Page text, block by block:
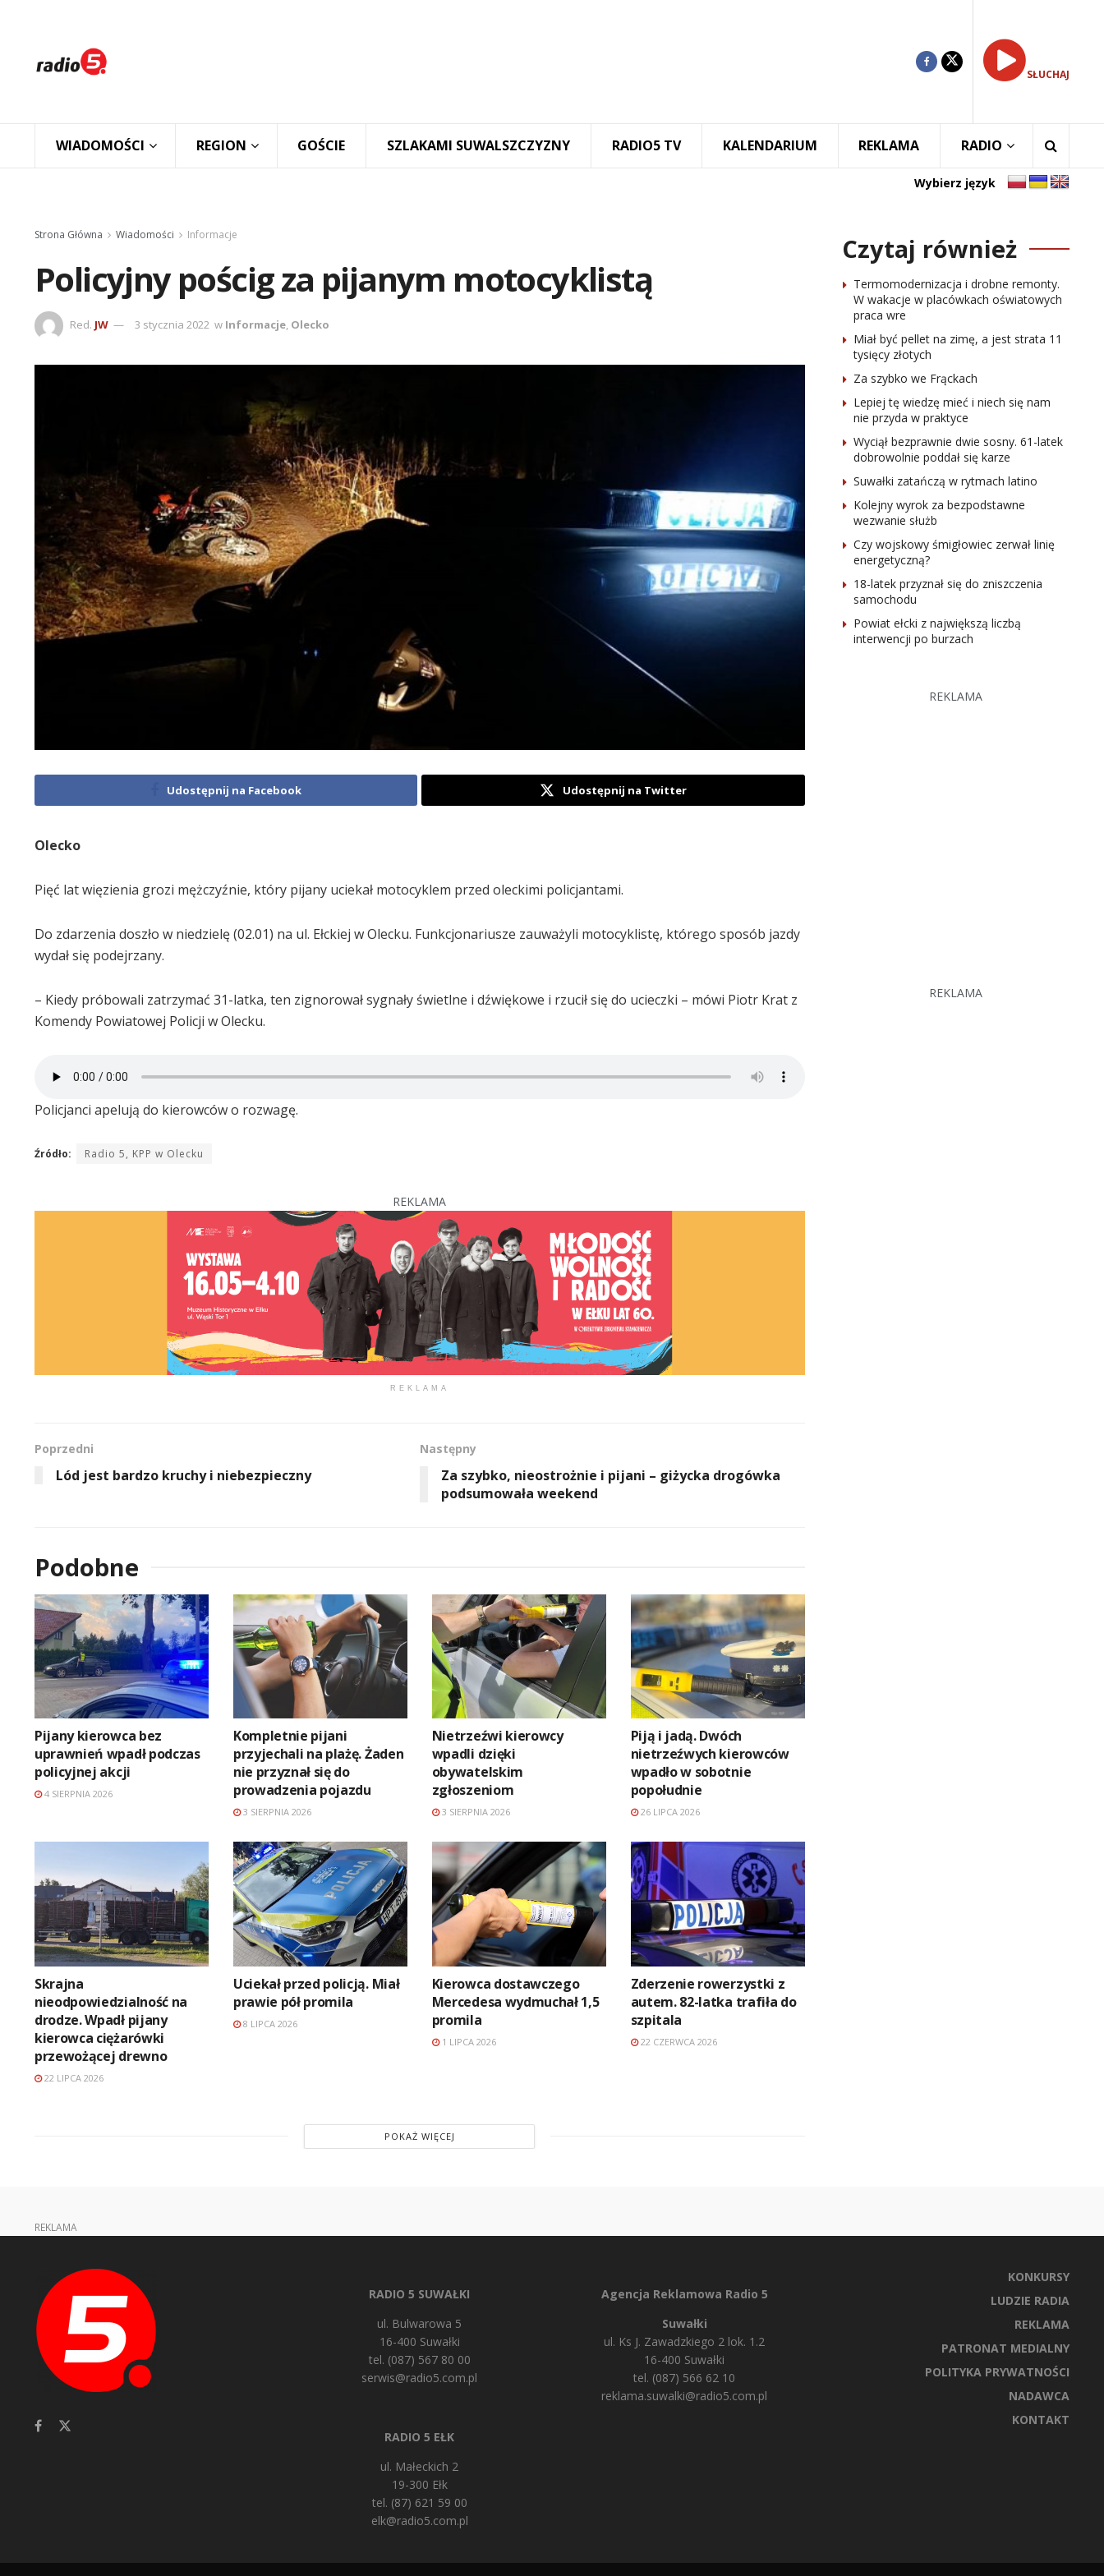
SŁUCHAJ
WIADOMOŚCI REGION GOŚCIE SZLAKAMI SUWALSZCZYZNY RADIO5 TV KALENDARIUM REKLAMA RADIO
Wybierz język
Strona Główna Wiadomości Informacje
Policyjny pościg za pijanym motocyklistą
Red. JW 3 stycznia 2022 w Informacje, Olecko
Udostępnij na Facebook Udostępnij na Twitter
Olecko
Pięć lat więzienia grozi mężczyźnie, który pijany uciekał motocyklem przed oleckimi policjantami.
Do zdarzenia doszło w niedzielę (02.01) na ul. Ełckiej w Olecku. Funkcjonariusze zauważyli motocyklistę, którego sposób jazdy
wydał się podejrzany.
– Kiedy próbowali zatrzymać 31-latka, ten zignorował sygnały świetlne i dźwiękowe i rzucił się do ucieczki – mówi Piotr Krat z
Komendy Powiatowej Policji w Olecku.
Policjanci apelują do kierowców o rozwagę.
Źródło: Radio 5, KPP w Olecku
REKLAMA
REKLAMA
Poprzedni
Lód jest bardzo kruchy i niebezpieczny
Następny
Za szybko, nieostrożnie i pijani – giżycka drogówka
podsumowała weekend
Podobne
Pijany kierowca bez
uprawnień wpadł podczas
policyjnej akcji
4 SIERPNIA 2026
Kompletnie pijani
przyjechali na plażę. Żaden
nie przyznał się do
prowadzenia pojazdu
3 SIERPNIA 2026
Nietrzeźwi kierowcy
wpadli dzięki
obywatelskim
zgłoszeniom
3 SIERPNIA 2026
Piją i jadą. Dwóch
nietrzeźwych kierowców
wpadło w sobotnie
popołudnie
26 LIPCA 2026
Skrajna
nieodpowiedzialność na
drodze. Wpadł pijany
kierowca ciężarówki
przewożącej drewno
22 LIPCA 2026
Uciekał przed policją. Miał
prawie pół promila
8 LIPCA 2026
Kierowca dostawczego
Mercedesa wydmuchał 1,5
promila
1 LIPCA 2026
Zderzenie rowerzystki z
autem. 82-latka trafiła do
szpitala
22 CZERWCA 2026
POKAŻ WIĘCEJ
Czytaj również
Termomodernizacja i drobne remonty.
W wakacje w placówkach oświatowych
praca wre
Miał być pellet na zimę, a jest strata 11
tysięcy złotych
Za szybko we Frąckach
Lepiej tę wiedzę mieć i niech się nam
nie przyda w praktyce
Wyciął bezprawnie dwie sosny. 61-latek
dobrowolnie poddał się karze
Suwałki zatańczą w rytmach latino
Kolejny wyrok za bezpodstawne
wezwanie służb
Czy wojskowy śmigłowiec zerwał linię
energetyczną?
18-latek przyznał się do zniszczenia
samochodu
Powiat ełcki z największą liczbą
interwencji po burzach
REKLAMA
REKLAMA
REKLAMA
RADIO 5 SUWAŁKI
ul. Bulwarowa 5
16-400 Suwałki
tel. (087) 567 80 00
serwis@radio5.com.pl
RADIO 5 EŁK
ul. Małeckich 2
19-300 Ełk
tel. (87) 621 59 00
elk@radio5.com.pl
Agencja Reklamowa Radio 5
Suwałki
ul. Ks J. Zawadzkiego 2 lok. 1.2
16-400 Suwałki
tel. (087) 566 62 10
reklama.suwalki@radio5.com.pl
KONKURSY
LUDZIE RADIA
REKLAMA
PATRONAT MEDIALNY
POLITYKA PRYWATNOŚCI
NADAWCA
KONTAKT